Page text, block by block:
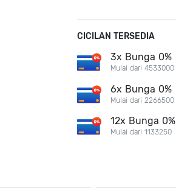
CICILAN TERSEDIA
3x Bunga 0%
Mulai dari 4533000
6x Bunga 0%
Mulai dari 2266500
12x Bunga 0%
Mulai dari 1133250